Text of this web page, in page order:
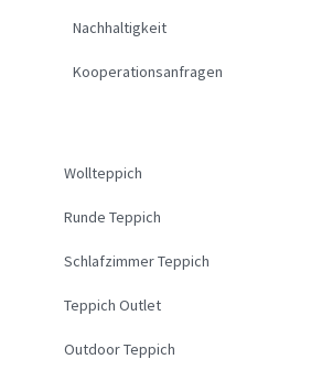
Nachhaltigkeit
Kooperationsanfragen
Wollteppich
Runde Teppich
Schlafzimmer Teppich
Teppich Outlet
Outdoor Teppich